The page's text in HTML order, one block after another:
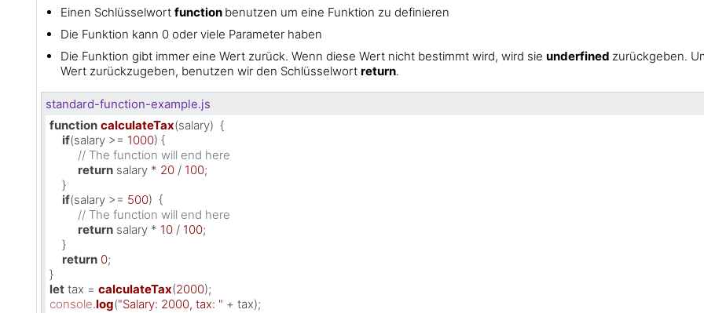
Einen Schlüsselwort function benutzen um eine Funktion zu definieren
Die Funktion kann 0 oder viele Parameter haben
Die Funktion gibt immer eine Wert zurück. Wenn diese Wert nicht bestimmt wird, wird sie underfined zurückgeben.
Wert zurückzugeben, benutzen wir den Schlüsselwort return.
standard-function-example.js
function calculateTax(salary)  {
if(salary >= 1000) {
// The function will end here
return salary * 20 / 100;
    }
if(salary >= 500)  {
// The function will end here
return salary * 10 / 100;
    }
return 0;
}
let tax = calculateTax(2000
console.log("Salary: 2000, tax: " + tax);